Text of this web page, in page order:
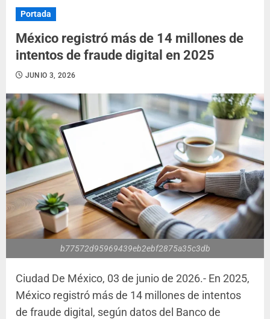
Portada
México registró más de 14 millones de
intentos de fraude digital en 2025
JUNIO 3, 2026
b77572d95969439eb2ebf2875a35c3db
Ciudad De México, 03 de junio de 2026.- En 2025,
México registró más de 14 millones de intentos
de fraude digital, según datos del Banco de